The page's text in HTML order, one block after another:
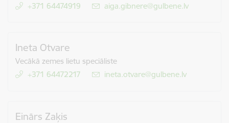
+371 64474919
E-pasts:
aiga.gibnere@gulbene.lv
Ineta Otvare
Vecākā zemes lietu speciāliste
+371 64472217
E-pasts:
ineta.otvare@gulbene.lv
Einārs Zaķis